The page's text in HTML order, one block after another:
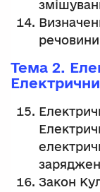
речовини
Тема 2.
Закон